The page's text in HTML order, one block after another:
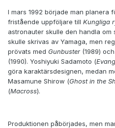
I mars 1992 började man planera
fristående uppföljare till Kungliga
astronauter skulle den handla om
skulle skrivas av Yamaga, men
prövats med Gunbuster (1989) och
(1990). Yoshiyuki Sadamoto (
göra karaktärsdesignen, medan
Masamune Shirow (Ghost in the
(Macross).
Produktionen påbörjades, men